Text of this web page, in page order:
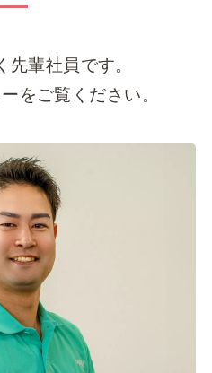
先輩社員です。
をご覧ください。